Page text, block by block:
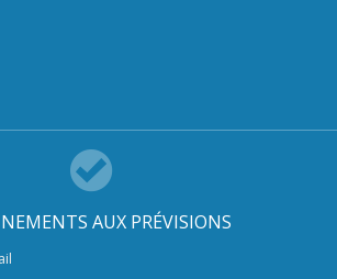
AUX PRÉVISIONS